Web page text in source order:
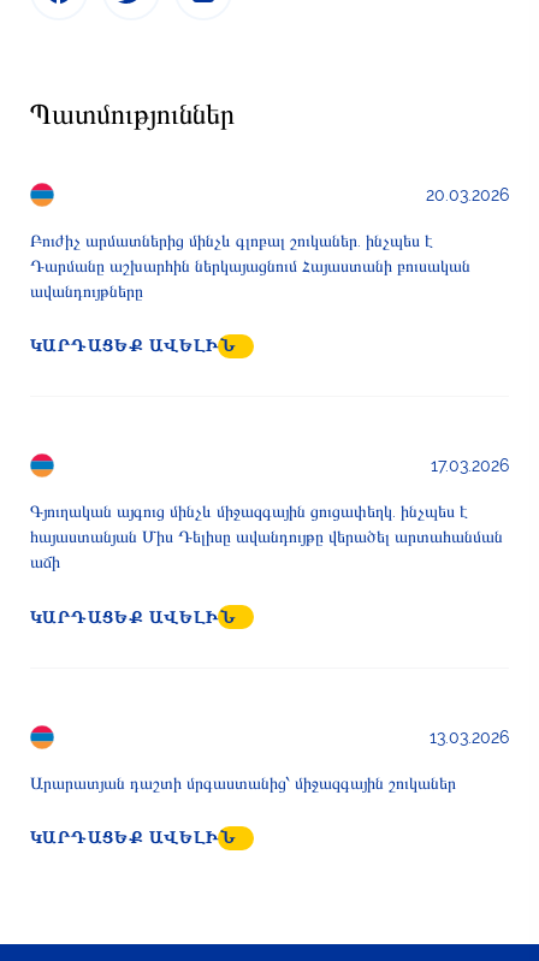
Պատմություններ
20.03.2026
Բուժիչ արմատներից մինչև գլոբալ շուկաներ. ինչպես է
Դարմանը աշխարհին ներկայացնում Հայաստանի բուսական
ավանդույթները
ԿԱՐԴԱՑԵՔ ԱՎԵԼԻՆ
17.03.2026
Գյուղական այգուց մինչև միջազգային ցուցափեղկ. ինչպես է
հայաստանյան Միս Դելիսը ավանդույթը վերածել արտահանման
աճի
ԿԱՐԴԱՑԵՔ ԱՎԵԼԻՆ
13.03.2026
Արարատյան դաշտի մրգաստանից՝ միջազգային շուկաներ
ԿԱՐԴԱՑԵՔ ԱՎԵԼԻՆ